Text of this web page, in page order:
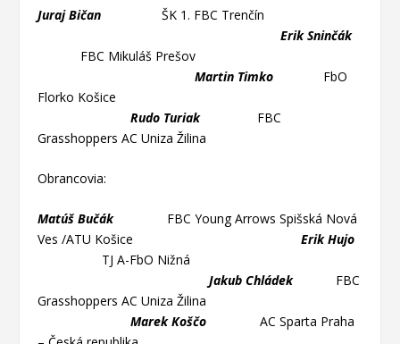
Juraj Bičan
ŠK 1. FBC Trenčín
Erik Sninčák
FBC Mikuláš Prešov
Martin Timko
FbO
Florko Košice
Rudo Turiak
FBC
Grasshoppers AC Uniza Žilina
Obrancovia:
Matúš BučákFBC Young Arrows Spišská Nová
Ves /ATU KošiceErik Hujo
TJ A-FbO Nižná
Jakub Chládek
FBC
Grasshoppers AC Uniza Žilina
Marek Koščo
AC Sparta Praha